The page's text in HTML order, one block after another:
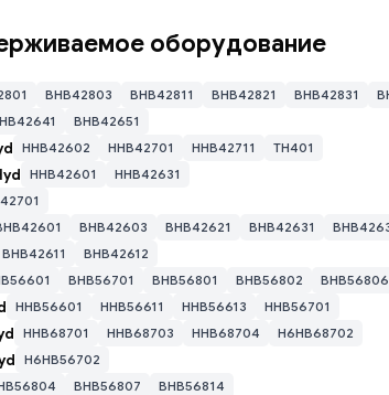
адресов → нажмите “ОК“, затем “Сканировать
оборудование
BHB42803 BHB42811 BHB42821 BHB42831
BHB42651
HHB42602 HHB42701 HHB42711 TH401
HHB42601 HHB42631
BHB42603 BHB42621 BHB42631
BHB42611 BHB42612
BHB56701 BHB56801 BHB56802 BHB56806
HHB56601 HHB56611 HHB56613 HHB56701
HHB68701 HHB68703 HHB68704 H6HB68702
H6HB56702
BHB56807 BHB56814